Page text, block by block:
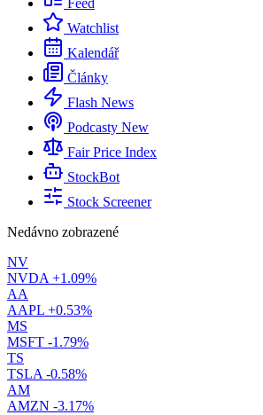
Feed
Watchlist
Kalendář
Články
Flash News
Podcasty New
Fair Price Index
StockBot
Stock Screener
Nedávno zobrazené
NV
NVDA +1.09%
AA
AAPL +0.53%
MS
MSFT -1.79%
TS
TSLA -0.58%
AM
AMZN -3.17%